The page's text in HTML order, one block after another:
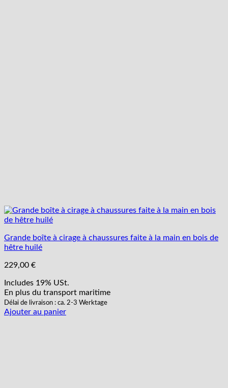
Grande boîte à cirage à chaussures faite à la main en bois de
hêtre huilé
229,00 €
Includes 19% USt.
En plus du transport maritime
Délai de livraison : ca. 2-3 Werktage
Ajouter au panier